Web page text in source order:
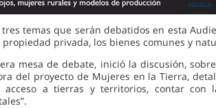
temas que serán debatidos en esta
privada, los bienes comunes y
mesa de debate, inició la discusión,
del proyecto de Mujeres en la Tierra,
a tierras y territorios, contar con